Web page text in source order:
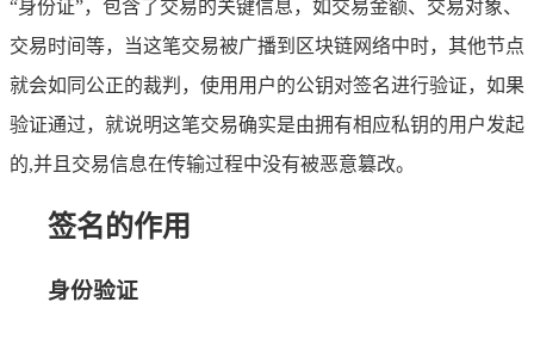
“身份证”，包含了交易的关键信息，如交易金额、交易对象、
交易时间等，当这笔交易被广播到区块链网络中时，其他节点
就会如同公正的裁判，使用用户的公钥对签名进行验证，如果
验证通过，就说明这笔交易确实是由拥有相应私钥的用户发起
的,并且交易信息在传输过程中没有被恶意篡改。
签名的作用
身份验证